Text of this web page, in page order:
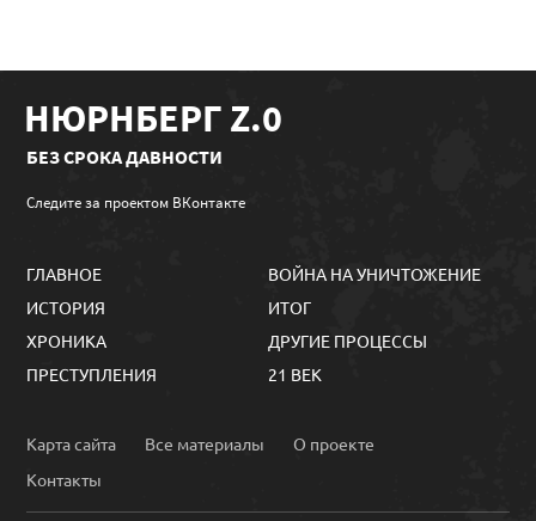
НЮРНБЕРГ Z.0
БЕЗ СРОКА ДАВНОСТИ
Следите за проектом ВКонтакте
ГЛАВНОЕ
ИСТОРИЯ
ХРОНИКА
ПРЕСТУПЛЕНИЯ
ВОЙНА НА УНИЧТОЖЕНИЕ
ИТОГ
ДРУГИЕ ПРОЦЕССЫ
21 ВЕК
Карта сайта Все материалы
О проекте
Контакты